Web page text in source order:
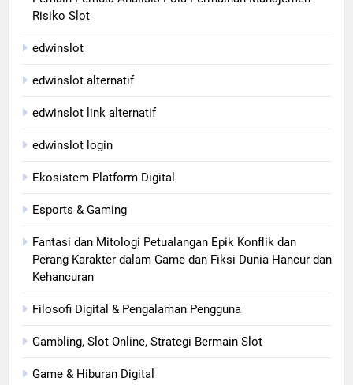
Risiko Slot
edwinslot
edwinslot alternatif
edwinslot link alternatif
edwinslot login
Ekosistem Platform Digital
Esports & Gaming
Fantasi dan Mitologi Petualangan Epik Konflik dan
Perang Karakter dalam Game dan Fiksi Dunia Hancur dan
Kehancuran
Filosofi Digital & Pengalaman Pengguna
Gambling, Slot Online, Strategi Bermain Slot
Game & Hiburan Digital